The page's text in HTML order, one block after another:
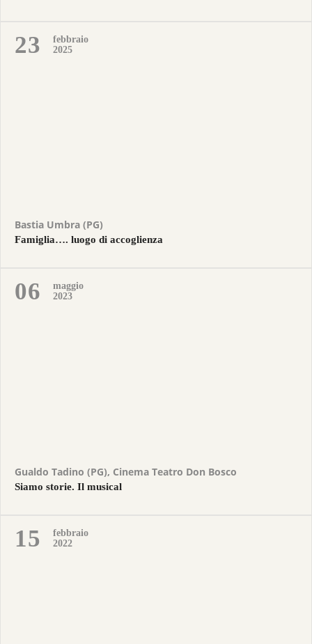
23
febbraio
2025
Bastia Umbra (PG)
Famiglia…. luogo di accoglienza
06
maggio
2023
Gualdo Tadino (PG), Cinema Teatro Don Bosco
Siamo storie. Il musical
15
febbraio
2022